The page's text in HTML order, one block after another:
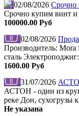
02/08/2026 Срочно
Срочно купим винт и
100000.00 Руб
02/08/2026
Производитель:
сталь
1600.00 Руб
31/07/2026
АСТОН - один из
реке Дон, сухогрузы
Не указана